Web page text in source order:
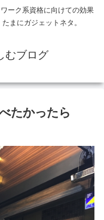
ーク系資格に向けての効果
まにガジェットネタ。
むブログ
たかったら